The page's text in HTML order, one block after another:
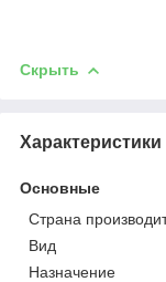
Скрыть
Характеристики
Основные
Страна
Вид
Назначение